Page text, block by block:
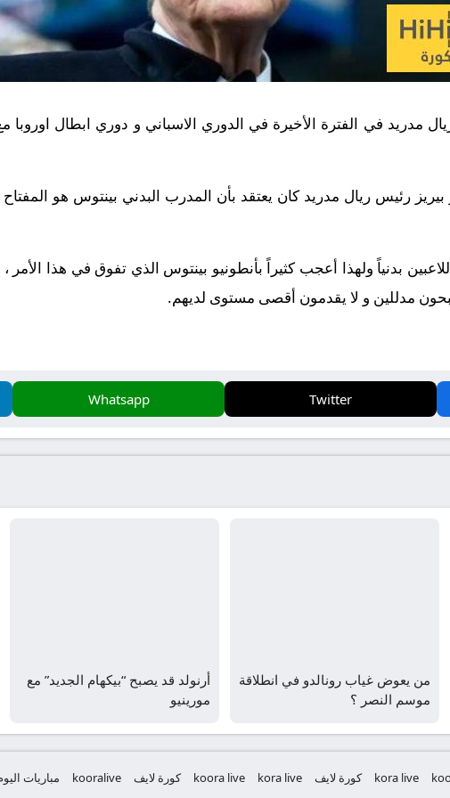
مدريد في الفترة الأخيرة في الدوري الاسباني و دوري ابطال
بيريز رئيس ريال مدريد كان يعتقد بأن المدرب البدني بينتوس هو
بدنياً ولهذا أعجب كثيراً بأنطونيو بينتوس الذي تفوق في هذا الأمر
مدللين و لا يقدمون أقصى مستوى لديهم.
Twitter
Whatsapp
من يعوض غياب رونالدو في انطلاقة
موسم النصر ؟
أرنولد قد يصبح “بيكهام الجديد” مع
مورينيو
kora live كورة لايف kora live
koora live كورة لايف kooralive مباريات